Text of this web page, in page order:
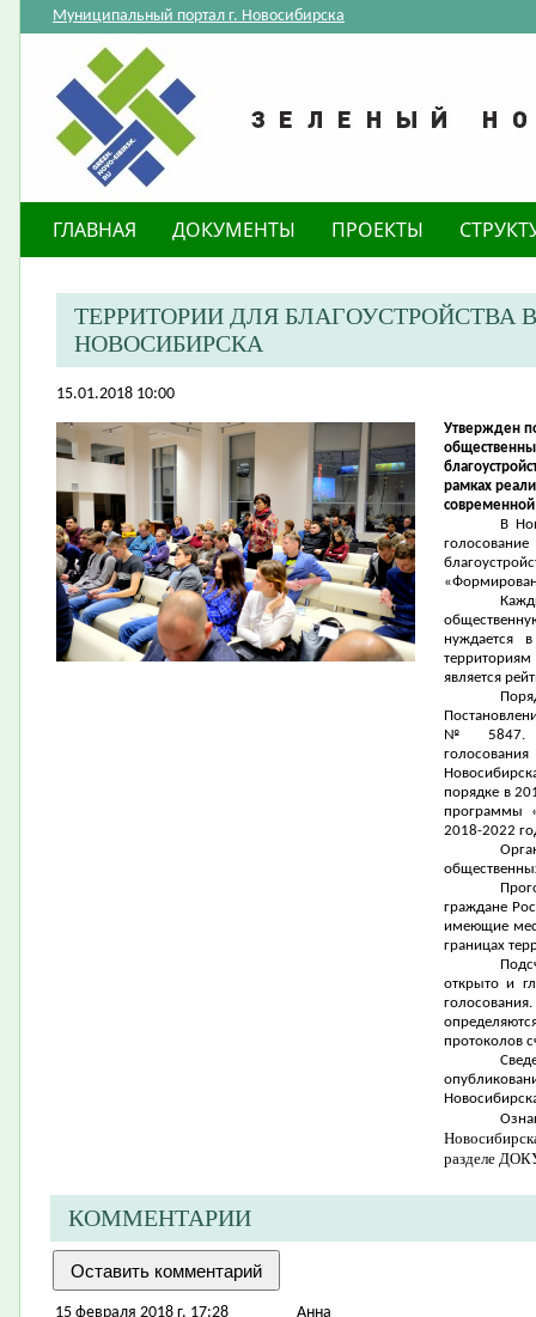
Муниципальный портал г. Новосибирска
ГЛАВНАЯ ДОКУМЕНТЫ ПРОЕКТЫ
ТЕРРИТОРИИ ДЛЯ БЛАГОУСТРОЙСТВА
НОВОСИБИРСКА
15.01.2018 10:00
Утвержден
рамках
В
нуждается
территориям
является
№ 5847.
порядке в
программы
2018-2022
граждане
имеющие
границах
открыто и
протоколов
разделе
КОММЕНТАРИИ
15 февраля 2018 г. 17:28
Анна